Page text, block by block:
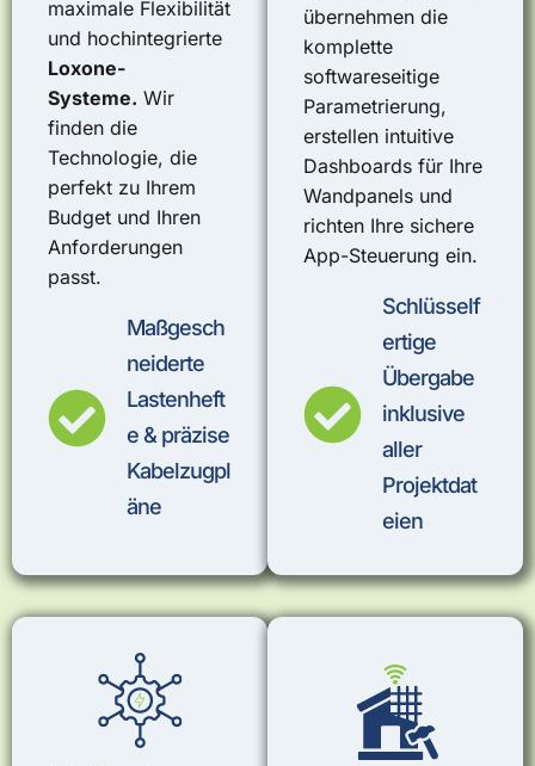
maximale Flexibilität
und hochintegrierte
Loxone-
Systeme. Wir
finden die
Technologie, die
perfekt zu Ihrem
Budget und Ihren
Anforderungen
passt.
Maßgesch
neiderte
Lastenheft
e & präzise
Kabelzugpl
äne
übernehmen die
komplette
softwareseitige
Parametrierung,
erstellen intuitive
Dashboards für Ihre
Wandpanels und
richten Ihre sichere
App-Steuerung ein.
Schlüsself
ertige
Übergabe
inklusive
aller
Projektdat
eien